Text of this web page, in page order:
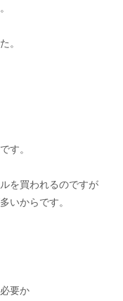
。
す。
を買われるのですが
いからです。
要か